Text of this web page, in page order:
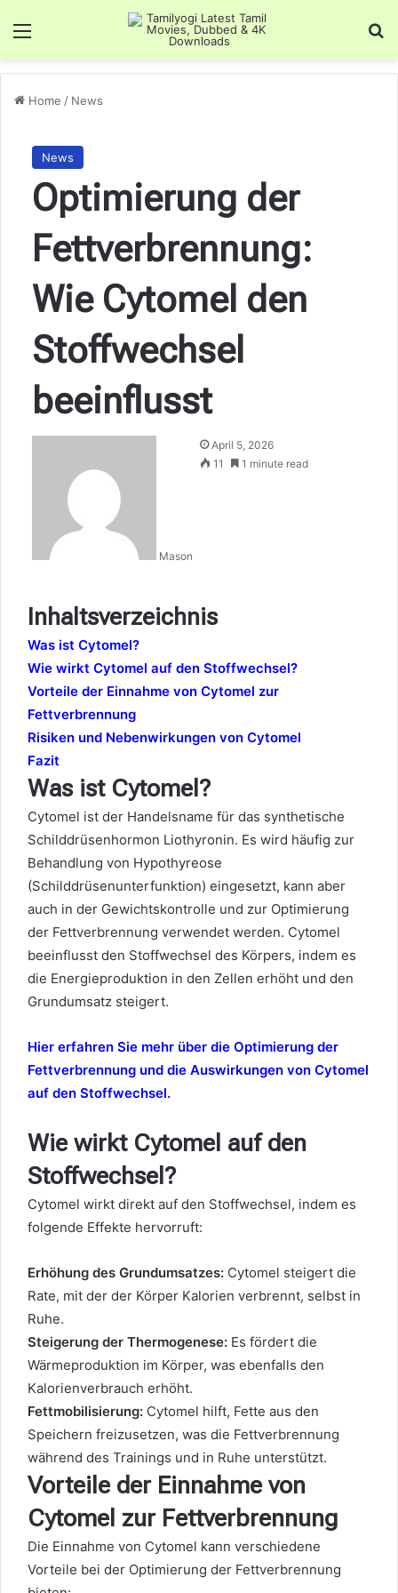
Menu
Home / News
News
Optimierung der
Fettverbrennung:
Wie Cytomel den
Stoffwechsel
beeinflusst
Mason
April 5, 2026
11
1 minute read
Inhaltsverzeichnis
Was ist Cytomel?
Wie wirkt Cytomel auf den Stoffwechsel?
Vorteile der Einnahme von Cytomel zur
Fettverbrennung
Risiken und Nebenwirkungen von Cytomel
Fazit
Was ist Cytomel?
Cytomel ist der Handelsname für das synthetische
Schilddrüsenhormon Liothyronin. Es wird häufig zur
Behandlung von Hypothyreose
(Schilddrüsenunterfunktion) eingesetzt, kann aber
auch in der Gewichtskontrolle und zur Optimierung
der Fettverbrennung verwendet werden. Cytomel
beeinflusst den Stoffwechsel des Körpers, indem es
die Energieproduktion in den Zellen erhöht und den
Grundumsatz steigert.
Hier erfahren Sie mehr über die Optimierung der
Fettverbrennung und die Auswirkungen von Cytomel
auf den Stoffwechsel.
Wie wirkt Cytomel auf den
Stoffwechsel?
Cytomel wirkt direkt auf den Stoffwechsel, indem es
folgende Effekte hervorruft:
Erhöhung des Grundumsatzes: Cytomel steigert die
Rate, mit der der Körper Kalorien verbrennt, selbst in
Ruhe.
Steigerung der Thermogenese: Es fördert die
Wärmeproduktion im Körper, was ebenfalls den
Kalorienverbrauch erhöht.
Fettmobilisierung: Cytomel hilft, Fette aus den
Speichern freizusetzen, was die Fettverbrennung
während des Trainings und in Ruhe unterstützt.
Vorteile der Einnahme von
Cytomel zur Fettverbrennung
Die Einnahme von Cytomel kann verschiedene
Vorteile bei der Optimierung der Fettverbrennung